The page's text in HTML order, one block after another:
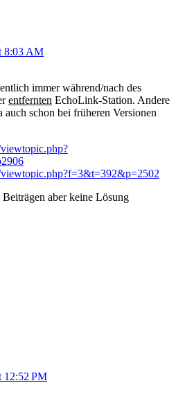
8:03 AM
immer während/nach des
entfernten EchoLink-Station. Andere
auch schon bei früheren Versionen
aber keine Lösung
12:52 PM